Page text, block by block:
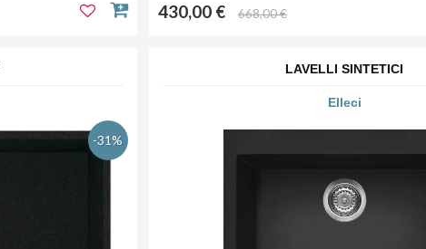
430,00 € 668,00 €
-31%
LAVELLI SINTETICI
Elleci